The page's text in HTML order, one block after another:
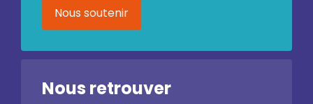
Nous soutenir
Nous retrouver